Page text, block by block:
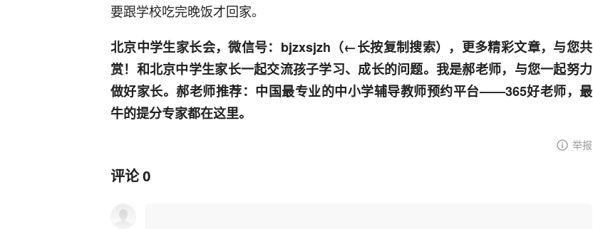
要跟学校吃完晚饭才回家。
北京中学生家长会，微信号：bjzxsjzh（←长按复制搜索），更多精彩文章，与您共
赏！和北京中学生家长一起交流孩子学习、成长的问题。我是郝老师，与您一起努力
做好家长。郝老师推荐：中国最专业的中小学辅导教师预约平台——365好老师，最
牛的提分专家都在这里。
举报
评论0